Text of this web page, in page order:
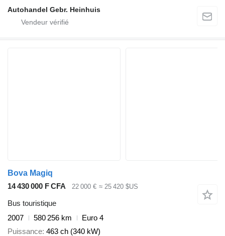
Autohandel Gebr. Heinhuis
Bova Magiq
14 430 000 F CFA
22 000 € ≈ 25 420 $US
Bus touristique
2007
580 256 km
Euro 4
Puissance 463 ch (340 kW)